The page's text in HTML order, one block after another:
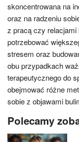
skoncentrowana na
oraz na radzeniu
z pracą czy relacjami
potrzebować
stresem oraz
obu przypadkach
terapeutycznego do
obejmować różne
sobie z objawami
Polecamy